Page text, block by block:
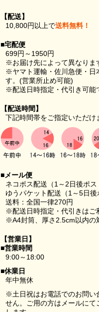
【配送】
10,800円以上で送料無料！
■宅配便
699円～1950円
※お届け先によって異なりま
※ヤマト運輸・佐川急便・日
す。(営業所止め可能)
※配送日時指定・代引き可能
【配送時間】
下記時間帯をご指定いただけ
■メール便
ネコポス配送（1～2日後ポ
ゆうパケット配送（1～5日
送料：全国一律270円
※配送日時指定・代引きはご
※A4封筒、厚さ2.5cm以内の
【営業日】
■営業時間
9:00～18:00
■休業日
年中無休
※土日祝はお電話でのお問い
せん。ご用の方はメールに